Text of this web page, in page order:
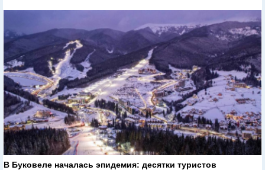
В Буковеле началась эпидемия: десятки туристов